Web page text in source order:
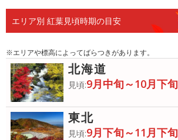
エリア別 紅葉見頃時期の目安
※エリアや標高によってばらつきがあります。
北海道
見頃:9月中旬～10月下旬
東北
見頃:9月下旬～11月下旬